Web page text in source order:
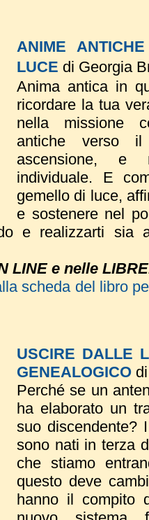
ANIME
LUCE di Georgia
Anima antica in
ricordare la tua
nella missione
antiche verso
ascensione, e
individuale. E
gemello di luce,
e sostenere nel
e realizzarti sia
LINE e nelle
scheda del libro
USCIRE DALLE
GENEALOGICO
Perché se un
ha elaborato un
suo discendente?
sono nati in terza
che stiamo
questo deve
hanno il compito